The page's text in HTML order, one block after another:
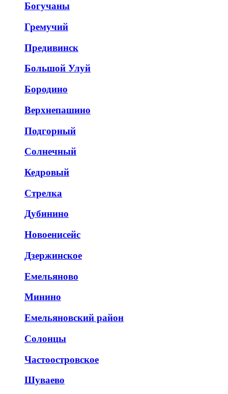
Богучаны
Гремучий
Предивинск
Большой Улуй
Бородино
Верхнепашино
Подгорный
Солнечный
Кедровый
Стрелка
Дубинино
Новоенисейс
Дзержинское
Емельяново
Минино
Емельяновский район
Солонцы
Частоостровское
Шуваево